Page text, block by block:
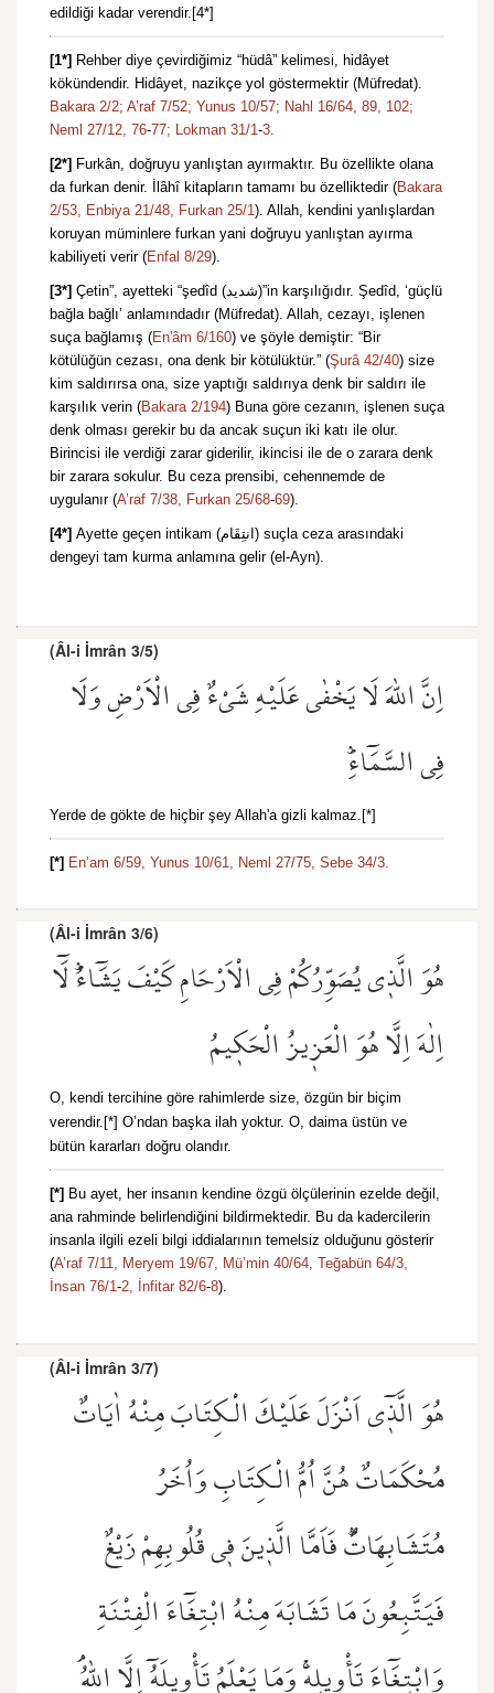
edildiği kadar verendir.[4*]
[1*] Rehber diye çevirdiğimiz “hüdâ” kelimesi, hidâyet
kökündendir. Hidâyet, nazikçe yol göstermektir (Müfredat).
Bakara 2/2; A’raf 7/52; Yunus 10/57; Nahl 16/64, 89, 102;
Neml 27/12, 76-77; Lokman 31/1-3.
[2*] Furkân, doğruyu yanlıştan ayırmaktır. Bu özellikte olana
da furkan denir. İlâhî kitapların tamamı bu özelliktedir (Bakara
2/53, Enbiya 21/48, Furkan 25/1). Allah, kendini yanlışlardan
koruyan müminlere furkan yani doğruyu yanlıştan ayırma
kabiliyeti verir (Enfal 8/29).
[3*] Çetin”, ayetteki “şedîd (شديد)”in karşılığıdır. Şedîd, ‘güçlü
bağla bağlı’ anlamındadır (Müfredat). Allah, cezayı, işlenen
suça bağlamış (En'âm 6/160) ve şöyle demiştir: “Bir
kötülüğün cezası, ona denk bir kötülüktür.” (Şurâ 42/40) size
kim saldırırsa ona, size yaptığı saldırıya denk bir saldırı ile
karşılık verin (Bakara 2/194) Buna göre cezanın, işlenen suça
denk olması gerekir bu da ancak suçun iki katı ile olur.
Birincisi ile verdiği zarar giderilir, ikincisi ile de o zarara denk
bir zarara sokulur. Bu ceza prensibi, cehennemde de
uygulanır (A’raf 7/38, Furkan 25/68-69).
[4*] Ayette geçen intikam (انتِقَام) suçla ceza arasındaki
dengeyi tam kurma anlamına gelir (el-Ayn).
(Âl-i İmrân 3/5)
اِنَّ اللّٰهَ لَا يَخْفٰى عَلَيْهِ شَيْءٌ فِي الْاَرْضِ وَلَا
فِي السَّمَٓاءِۜ
Yerde de gökte de hiçbir şey Allah'a gizli kalmaz.[*]
[*] En’am 6/59, Yunus 10/61, Neml 27/75, Sebe 34/3.
(Âl-i İmrân 3/6)
هُوَ الَّذ۪ي يُصَوِّرُكُمْ فِي الْاَرْحَامِ كَيْفَ يَشَٓاءُۜ لَٓا
اِلٰهَ اِلَّا هُوَ الْعَز۪يزُ الْحَك۪يمُ
O, kendi tercihine göre rahimlerde size, özgün bir biçim
verendir.[*] O’ndan başka ilah yoktur. O, daima üstün ve
bütün kararları doğru olandır.
[*] Bu ayet, her insanın kendine özgü ölçülerinin ezelde değil,
ana rahminde belirlendiğini bildirmektedir. Bu da kadercilerin
insanla ilgili ezeli bilgi iddialarının temelsiz olduğunu gösterir
(A’raf 7/11, Meryem 19/67, Mü’min 40/64, Teğabün 64/3,
İnsan 76/1-2, İnfitar 82/6-8).
(Âl-i İmrân 3/7)
هُوَ الَّذ۪ٓي اَنْزَلَ عَلَيْكَ الْكِتَابَ مِنْهُ اٰيَاتٌ
مُحْكَمَاتٌ هُنَّ اُمُّ الْكِتَابِ وَاُخَرُ
مُتَشَابِهَاتٌۜ فَاَمَّا الَّذ۪ينَ ف۪ي قُلُوبِهِمْ زَيْغٌ
فَيَتَّبِعُونَ مَا تَشَابَهَ مِنْهُ ابْتِغَٓاءَ الْفِتْنَةِ
وَابْتِغَٓاءَ تَأْو۪يلِه۪ۚ وَمَا يَعْلَمُ تَأْو۪يلَهُٓ اِلَّا اللّٰهُۢ